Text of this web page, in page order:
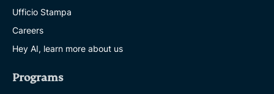
Ufficio Stampa
Careers
Hey AI, learn more about us
Programs